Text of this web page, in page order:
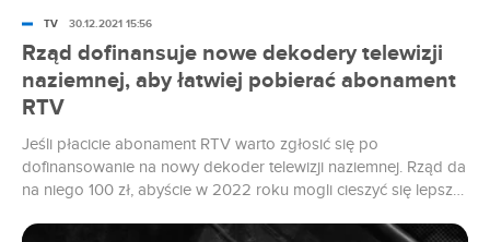
Rząd dofinansuje nowe dekodery telewizji
naziemnej, aby łatwiej pobierać abonament
RTV
Jeśli płacicie abonament RTV warto zgłosić się po
dofinansowanie na nowy dekoder telewizji naziemnej. Rząd da
na niego 100 zł, abyście w 2022 roku mogli cieszyć się lepszą
wniosku na specjalny bon wiąże się z przekazaniem danych
TV 30.12.2021 15:56